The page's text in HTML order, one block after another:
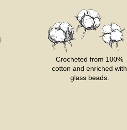
Crocheted from 100%
cotton and enriched with
glass beads.